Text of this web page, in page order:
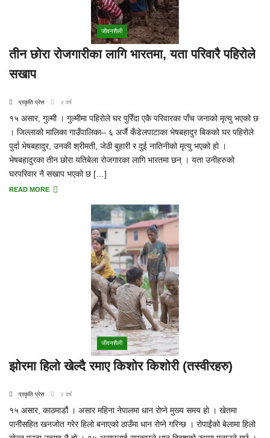
जीवनशैली
तीन छोरा रोजगारीका लागि भारतमा, यता परिवारै पहिरोले
सखाप
प्रकृति प्रेस २ वर्ष
१५ असार, गुल्मी । गुल्मीमा पहिरोले घर पुरिँदा एकै परिवारका पाँच जनाको मृत्यु भएको छ
। जिल्लाको मालिका गाउँपालिका– ६ अर्जै कँडेलपाटाका भेषबहादुर बिकको घर पहिरोले
पुर्दा भेषबहादुर, उनकी श्रीमती, जेठी बुहारी र दुई नातिनीको मृत्यु भएको हो ।
भेषबहादुरका तीन छोरा यतिबेला रोजगारका लागि भारतमा छन् । यता उनीहरुको
घरपरिवार नै सखाप भएको छ […]
READ MORE
जीवनशैली
झोरमा हिलो खेल्दै रमाए किशोर किशोरी (तस्वीरहरु)
प्रकृति प्रेस २ वर्ष
१५ असार, काठमाडौं । असार महिना नेपालमा धान रोप्ने मुख्य समय हो । खेतमा
पानीसहित खनजोत गरेर हिलो बनाएको ठाउँमा धान रोप्ने गरिन्छ । रोपाईंको बेलामा हिलो